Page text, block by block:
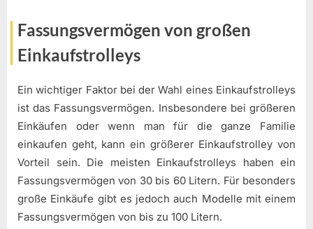
Fassungsvermögen von großen
Einkaufstrolleys
Ein wichtiger Faktor bei der Wahl eines Einkaufstrolleys
ist das Fassungsvermögen. Insbesondere bei größeren
Einkäufen oder wenn man für die ganze Familie
einkaufen geht, kann ein größerer Einkaufstrolley von
Vorteil sein. Die meisten Einkaufstrolleys haben ein
Fassungsvermögen von 30 bis 60 Litern. Für besonders
große Einkäufe gibt es jedoch auch Modelle mit einem
Fassungsvermögen von bis zu 100 Litern.